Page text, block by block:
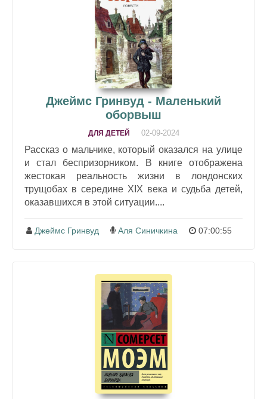
Джеймс Гринвуд - Маленький
оборвыш
ДЛЯ ДЕТЕЙ 02-09-2024
Рассказ о мальчике, который оказался на улице
и стал беспризорником. В книге отображена
жестокая реальность жизни в лондонских
трущобах в середине XIX века и судьба детей,
оказавшихся в этой ситуации....
Джеймс Гринвуд Аля Синичкина 07:00:55